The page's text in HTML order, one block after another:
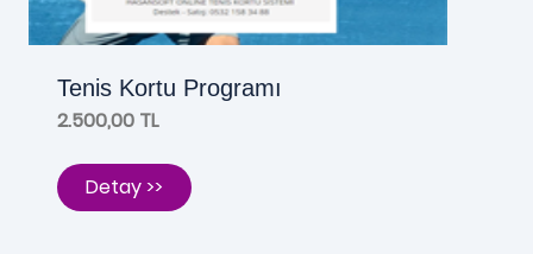
Tenis Kortu Programı
2.500,00 TL
Detay >>